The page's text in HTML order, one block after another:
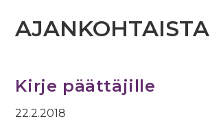
AJANKOHTAISTA
Kirje päättäjille
22.2.2018